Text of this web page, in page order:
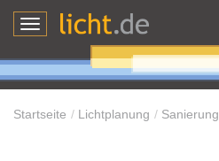
Toggle
Startseite Lichtplanung Sanierung